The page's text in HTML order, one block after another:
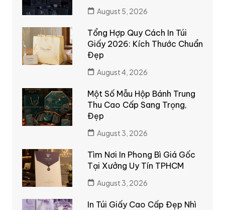
August 5, 2026
Tổng Hợp Quy Cách In Túi
Giấy 2026: Kích Thước Chuẩn
Đẹp
August 4, 2026
Một Số Mẫu Hộp Bánh Trung
Thu Cao Cấp Sang Trọng,
Đẹp
August 3, 2026
Tìm Nơi In Phong Bì Giá Gốc
Tại Xưởng Uy Tín TPHCM
August 3, 2026
In Túi Giấy Cao Cấp Đẹp Nhì